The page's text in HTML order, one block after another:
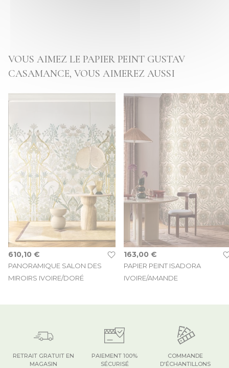
VOUS AIMEZ LE PAPIER PEINT GUSTAV
CASAMANCE, VOUS AIMEREZ AUSSI
PANORAMIQUE SALON DES
MIROIRS IVOIRE/DORÉ
610,10 €
PAPIER PEINT ISADORA
IVOIRE/AMANDE
163,00 €
COMMANDE
D'ÉCHANTILLONS
PAIEMENT 100%
SÉCURISÉ
RETRAIT GRATUIT EN
MAGASIN